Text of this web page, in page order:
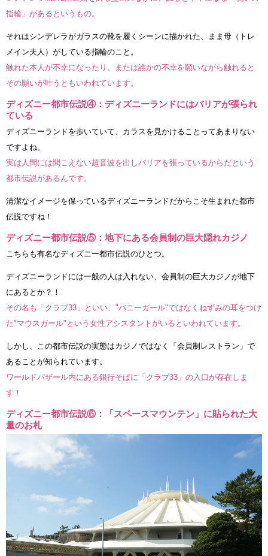
指輪」があるというもの。
それはシンデレラがガラスの靴を履くシーンに描かれた、まま母（トレ
メイン夫人）がしている指輪のこと。
触れた本人が不幸になったり、または誰かの不幸を願いながら触れると
その願いが叶うともいわれています。
ディズニー都市伝説④：ディズニーランドにはバリアが張られ
ている
ディズニーランドを歩いていて、カラスを見かけることってあまりない
ですよね。
実は人間には聞こえない超音波を出しバリアを張っているからだという
都市伝説があるんです。
清潔なイメージを保っているディズニーランドだからこそ生まれた都市
伝説ですね！
ディズニー都市伝説⑤：地下にある会員制の巨大隠れカジノ
こちらも有名なディズニー都市伝説のひとつ。
ディズニーランドには一般の人は入れない、会員制の巨大カジノが地下
にあるとか？！
その名も「クラブ33」といい、"バニーガール"ではなくねずみの耳をつけ
た"マウスガール"という女性アシスタントがいるといわれています。
しかし、この都市伝説の実態はカジノではなく「会員制レストラン」で
あることが知られています。
ワールドバザール内にある銀行そばに「クラブ33」の入口が存在しま
す！
ディズニー都市伝説⑥：「スペースマウンテン」に貼られた大
量のお札